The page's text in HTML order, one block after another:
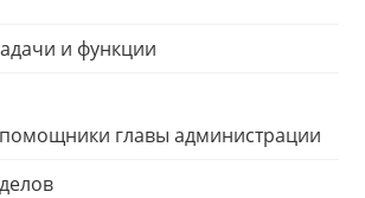
и функции
главы администрации